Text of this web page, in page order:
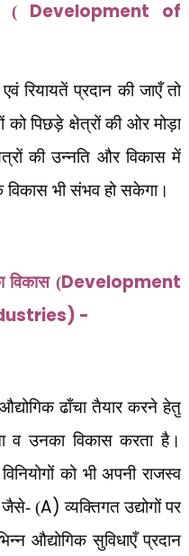
( Development of
रियायतें प्रदान की जाएँ तो
पिछड़े क्षेत्रों की ओर मोड़ा
की उन्नति और विकास में
विकास भी संभव हो सकेगा।
विकास (Development
-
ढाँचा तैयार करने हेतु
व उनका विकास करता है।
को भी अपनी राजस्व
जैसे- (A)व्यक्तिगत उद्योगों पर
औद्योगिक सुविधाएँ प्रदान